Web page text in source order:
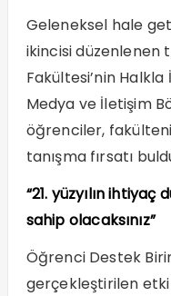
Geleneksel hale
ikincisi düzenlenen
Fakültesi’nin Halkla
Medya ve İletişim
öğrenciler,
tanışma fırsatı
“21. yüzyılın
sahip olacaksınız”
Öğrenci Destek
gerçekleştirilen